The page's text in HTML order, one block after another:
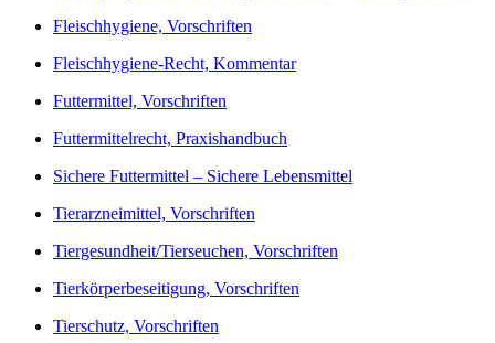
Fleischhygiene, Vorschriften
Fleischhygiene-Recht, Kommentar
Futtermittel, Vorschriften
Futtermittelrecht, Praxishandbuch
Sichere Futtermittel – Sichere Lebensmittel
Tierarzneimittel, Vorschriften
Tiergesundheit/Tierseuchen, Vorschriften
Tierkörperbeseitigung, Vorschriften
Tierschutz, Vorschriften